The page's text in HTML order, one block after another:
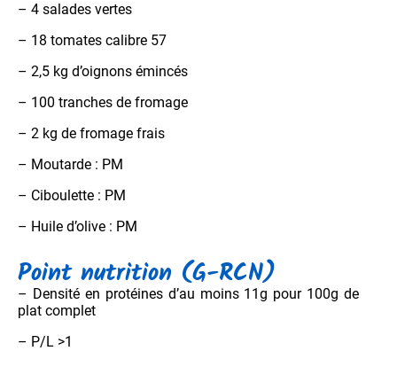
– 4 salades vertes
– 18 tomates calibre 57
– 2,5 kg d’oignons émincés
– 100 tranches de fromage
– 2 kg de fromage frais
– Moutarde : PM
– Ciboulette : PM
– Huile d’olive : PM
Point nutrition (G-RCN)
– Densité en protéines d’au moins 11g pour 100g de
plat complet
– P/L >1